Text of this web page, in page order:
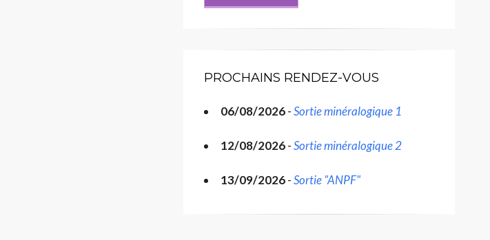
PROCHAINS RENDEZ-VOUS
06/08/2026-Sortie minéralogique 1
12/08/2026-Sortie minéralogique 2
13/09/2026-Sortie "ANPF"